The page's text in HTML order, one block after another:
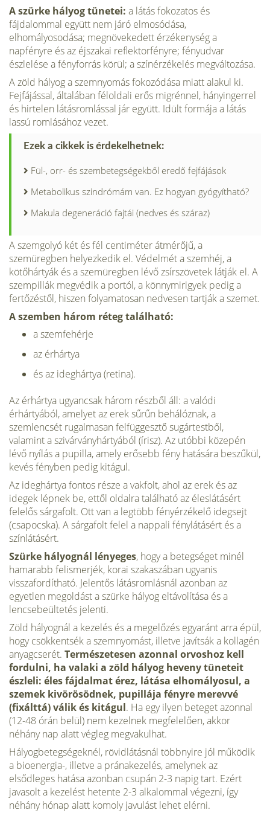
A szürke hályog tünetei: a látás fokozatos és
fájdalommal együtt nem járó elmosódása,
elhomályosodása; megnövekedett érzékenység a
napfényre és az éjszakai reflektorfényre; fényudvar
észlelése a fényforrás körül; a színérzékelés megváltozása.
A zöld hályog a szemnyomás fokozódása miatt alakul ki.
Fejfájással, általában féloldali erős migrénnel, hányingerrel
és hirtelen látásromlással jár együtt. Idült formája a látás
lassú romlásához vezet.
Ezek a cikkek is érdekelhetnek:
Fül-, orr- és szembetegségekből eredő fejfájások
Metabolikus szindrómám van. Ez hogyan gyógyítható?
Makula degeneráció fajtái (nedves és száraz)
A szemgolyó két és fél centiméter átmérőjű, a
szemüregben helyezkedik el. Védelmét a szemhéj, a
kötőhártyák és a szemüregben lévő zsírszövetek látják el. A
szempillák megvédik a portól, a könnymirigyek pedig a
fertőzéstől, hiszen folyamatosan nedvesen tartják a szemet.
A szemben három réteg található:
a szemfehérje
az érhártya
és az ideghártya (retina).
Az érhártya ugyancsak három részből áll: a valódi
érhártyából, amelyet az erek sűrűn behálóznak, a
szemlencsét rugalmasan felfüggesztő sugártestből,
valamint a szivárványhártyából (írisz). Az utóbbi közepén
lévő nyílás a pupilla, amely erősebb fény hatására beszűkül,
kevés fényben pedig kitágul.
Az ideghártya fontos része a vakfolt, ahol az erek és az
idegek lépnek be, ettől oldalra található az éleslátásért
felelős sárgafolt. Ott van a legtöbb fényérzékelő idegsejt
(csapocska). A sárgafolt felel a nappali fénylátásért és a
színlátásért.
Szürke hályognál lényeges, hogy a betegséget minél
hamarabb felismerjék, korai szakaszában ugyanis
visszafordítható. Jelentős látásromlásnál azonban az
egyetlen megoldást a szürke hályog eltávolítása és a
lencsebeültetés jelenti.
Zöld hályognál a kezelés és a megelőzés egyaránt arra épül,
hogy csökkentsék a szemnyomást, illetve javítsák a kollagén
anyagcserét. Természetesen azonnal orvoshoz kell
fordulni, ha valaki a zöld hályog heveny tüneteit
észleli: éles fájdalmat érez, látása elhomályosul, a
szemek kivörösödnek, pupillája fényre merevvé
(fixálttá) válik és kitágul. Ha egy ilyen beteget azonnal
(12-48 órán belül) nem kezelnek megfelelően, akkor
néhány nap alatt végleg megvakulhat.
Hályogbetegségeknél, rövidlátásnál többnyire jól működik
a bioenergia-, illetve a pránakezelés, amelynek az
elsődleges hatása azonban csupán 2-3 napig tart. Ezért
javasolt a kezelést hetente 2-3 alkalommal végezni, így
néhány hónap alatt komoly javulást lehet elérni.